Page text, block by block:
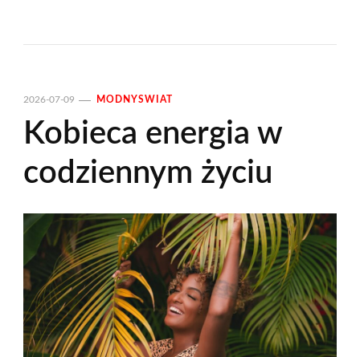
2026-07-09 MODNYSWIAT
Kobieca energia w
codziennym życiu